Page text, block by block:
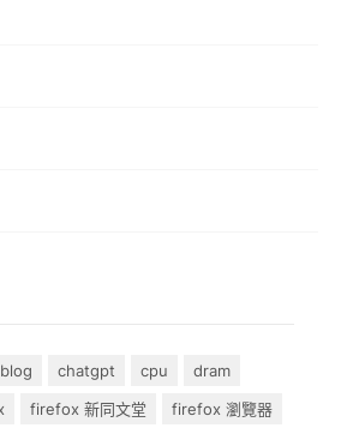
blog chatgpt cpu
dram
firefox 新同文堂
firefox 瀏覽器